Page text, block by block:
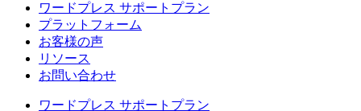
ワードプレス サポートプラン
プラットフォーム
お客様の声
リソース
お問い合わせ
ワードプレス サポートプラン